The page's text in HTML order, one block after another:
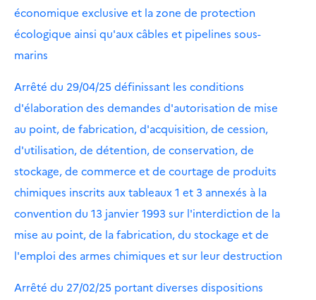
économique exclusive et la zone de protection
écologique ainsi qu'aux câbles et pipelines sous-
marins
Arrêté du 29/04/25 définissant les conditions
d'élaboration des demandes d'autorisation de mise
au point, de fabrication, d'acquisition, de cession,
d'utilisation, de détention, de conservation, de
stockage, de commerce et de courtage de produits
chimiques inscrits aux tableaux 1 et 3 annexés à la
convention du 13 janvier 1993 sur l'interdiction de la
mise au point, de la fabrication, du stockage et de
l'emploi des armes chimiques et sur leur destruction
Arrêté du 27/02/25 portant diverses dispositions